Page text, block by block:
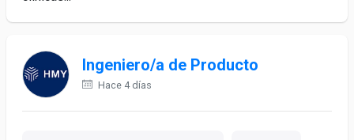
Ingeniero/a de Producto
Hace 4 días